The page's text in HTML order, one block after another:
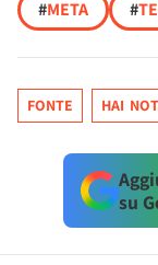
#META #
FONTE HAI
su